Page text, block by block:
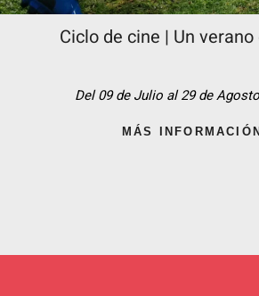
Ciclo de cine | Un
Del 09 de Julio al 29 de
MÁS INFORMACIÓN